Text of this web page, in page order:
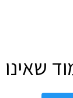
שאינו